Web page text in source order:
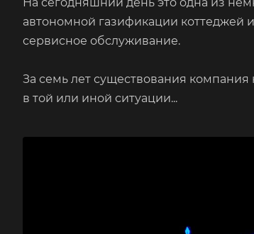
автономной газификации коттеджей
сервисное обслуживание.
За семь лет существования компания
в той или иной ситуации...